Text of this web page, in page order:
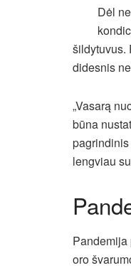
Dėl
šildytuvus.
didesnis
„Vasarą
būna
lengviau
oro